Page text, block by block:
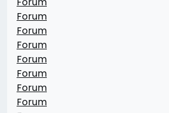
Forum
Forum
Forum
Forum
Forum
Forum
Forum